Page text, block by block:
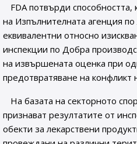
FDA потвърди
на Изпълнителната агенция по
еквивалентни относно
инспекции по Добра
на извършената оценка при
предотвратяване на конфликт
На базата на секторното
признават резултатите от
обекти за лекарствени